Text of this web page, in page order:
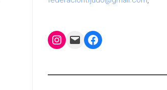
Instagram
MailFacebook